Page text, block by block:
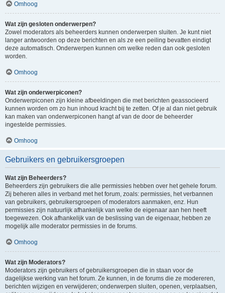
Omhoog
Wat zijn gesloten onderwerpen?
Zowel moderators als beheerders kunnen onderwerpen sluiten. Je kunt niet
langer antwoorden op deze berichten en als ze een peiling bevatten eindigt
deze automatisch. Onderwerpen kunnen om welke reden dan ook gesloten
worden.
Omhoog
Wat zijn onderwerpiconen?
Onderwerpiconen zijn kleine afbeeldingen die met berichten geassocieerd
kunnen worden om zo hun inhoud kracht bij te zetten. Of je al dan niet gebruik
kan maken van onderwerpiconen hangt af van de door de beheerder
ingestelde permissies.
Omhoog
Gebruikers en gebruikersgroepen
Wat zijn Beheerders?
Beheerders zijn gebruikers die alle permissies hebben over het gehele forum.
Zij beheren alles in verband met het forum, zoals: permissies, het verbannen
van gebruikers, gebruikersgroepen of moderators aanmaken, enz. Hun
permissies zijn natuurlijk afhankelijk van welke de eigenaar aan hen heeft
toegewezen. Ook afhankelijk van de beslissing van de eigenaar, hebben ze
mogelijk alle moderator permissies in de forums.
Omhoog
Wat zijn Moderators?
Moderators zijn gebruikers of gebruikersgroepen die in staan voor de
dagelijkse werking van het forum. Ze kunnen, in de forums die ze modereren,
berichten wijzigen en verwijderen; onderwerpen sluiten, openen, verplaatsen,